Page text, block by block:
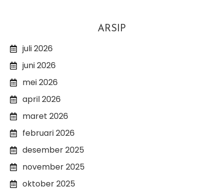
ARSIP
juli 2026
juni 2026
mei 2026
april 2026
maret 2026
februari 2026
desember 2025
november 2025
oktober 2025